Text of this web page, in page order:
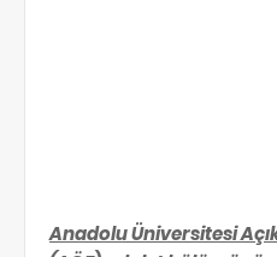
Anadolu Üniversitesi